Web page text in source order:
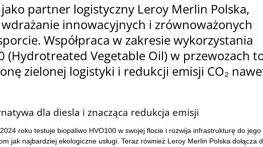
partner logistyczny Leroy Merlin Polska,
innowacyjnych i zrównoważonych
Współpraca w zakresie wykorzystania
(Hydrotreated Vegetable Oil) w przewozach
zielonej logistyki i redukcji emisji CO₂
dla diesla i znacząca redukcja emisji
roku testuje biopaliwo HVO100 w swojej flocie i rozwija infrastrukturę do jego
jak najbardziej ekologiczne usługi. Teraz również Leroy Merlin Polska dołącza